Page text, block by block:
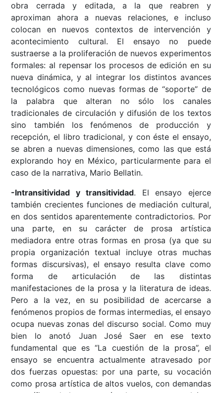
obra cerrada y editada, a la que reabren y
aproximan ahora a nuevas relaciones, e incluso
colocan en nuevos contextos de intervención y
acontecimiento cultural. El ensayo no puede
sustraerse a la proliferación de nuevos experimentos
formales: al repensar los procesos de edición en su
nueva dinámica, y al integrar los distintos avances
tecnológicos como nuevas formas de “soporte” de
la palabra que alteran no sólo los canales
tradicionales de circulación y difusión de los textos
sino también los fenómenos de producción y
recepción, el libro tradicional, y con éste el ensayo,
se abren a nuevas dimensiones, como las que está
explorando hoy en México, particularmente para el
caso de la narrativa, Mario Bellatin.
-Intransitividad y transitividad. El ensayo ejerce
también crecientes funciones de mediación cultural,
en dos sentidos aparentemente contradictorios. Por
una parte, en su carácter de prosa artística
mediadora entre otras formas en prosa (ya que su
propia organización textual incluye otras muchas
formas discursivas), el ensayo resulta clave como
forma de articulación de las distintas
manifestaciones de la prosa y la literatura de ideas.
Pero a la vez, en su posibilidad de acercarse a
fenómenos propios de formas intermedias, el ensayo
ocupa nuevas zonas del discurso social. Como muy
bien lo anotó Juan José Saer en ese texto
fundamental que es “La cuestión de la prosa”, el
ensayo se encuentra actualmente atravesado por
dos fuerzas opuestas: por una parte, su vocación
como prosa artística de altos vuelos, con demandas